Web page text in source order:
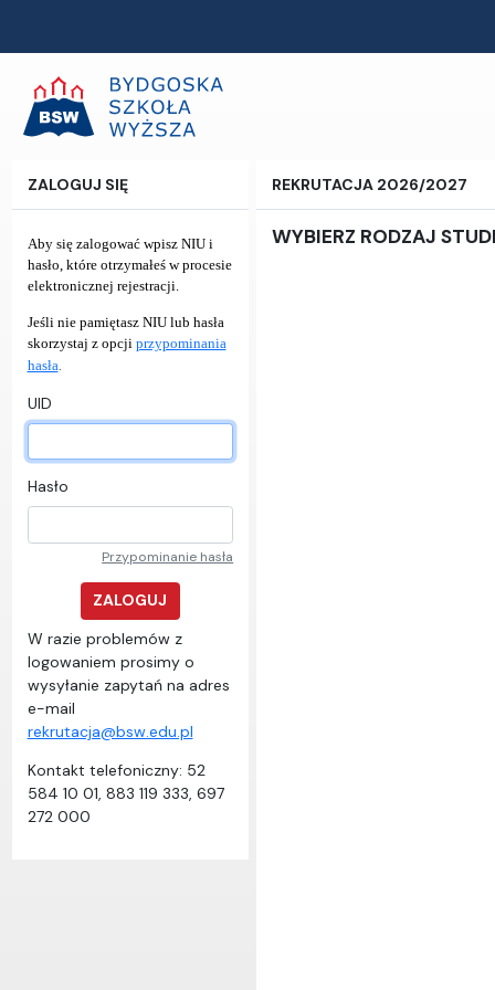
ZALOGUJ SIĘ
Aby się zalogować wpisz NIU i
hasło, które otrzymałeś w procesie
elektronicznej rejestracji.
Jeśli nie pamiętasz NIU lub hasła
skorzystaj z opcji przypominania
hasła
UID
Hasło
Przypominanie hasła
ZALOGUJ
W razie problemów z
logowaniem prosimy o
wysyłanie zapytań na adres
e-mail
rekrutacja@bsw.edu.pl
Kontakt telefoniczny: 52
584 10 01, 883 119 333, 697
272 000
REKRUTACJA 2026/2027
WYBIERZ RODZAJ